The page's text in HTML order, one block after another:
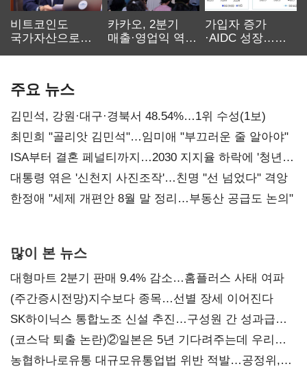
비트코인도
국가자산으로…'
카카오, 2분기
매출·영업익 역대
가입자 증가
·AIDC 성장…
주요 뉴스
김민석, 강원·대구·경북서 48.54%…1위 수성(1보)
최민희 "골리앗 김민석"…임미애 "부끄러운 줄 알아야"
ISA부터 결혼 페널티까지…2030 지지율 하락에 '청년
챙기기'
대통령 엮은 '신천지 사진조작'…친명 "선 넘었다" 격앙
한정애 "세제 개편안 8월 말 정리…부동산 공급도 논의"
많이 본 뉴스
대형마트 2분기 판매 9.4% 감소…홈플러스 사태 여파
(주간증시전망)지수보다 종목…선별 장세 이어진다
SK하이닉스 통합노조 신설 추진…구성원 간 성과급
불만 확산
(코스닥 퇴출 논란)②일본은 5년 기다려주는데 우리는
당장 퇴출?…시간만으론 부족한 코스닥 구하기
농협하나로유통 대규모유통업법 위반 적발…공정위,